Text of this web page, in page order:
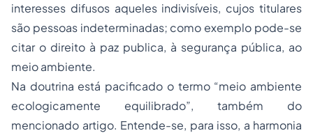
interesses difusos aqueles indivisíveis, cujos titulares
são pessoas indeterminadas; como exemplo pode-se
citar o direito à paz publica, à segurança pública, ao
meio ambiente.
Na doutrina está pacificado o termo “meio ambiente
ecologicamente equilibrado”, também do
mencionado artigo. Entende-se, para isso, a harmonia